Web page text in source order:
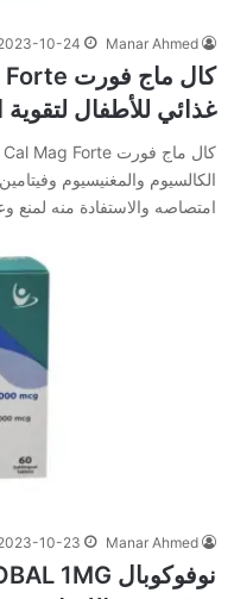
Manar Ahmed
10-24
غذائي للأطفال لتقوية
الكالسيوم والمغنيسيوم
امتصاصه والاستفادة منه
Manar Ahmed
10-23